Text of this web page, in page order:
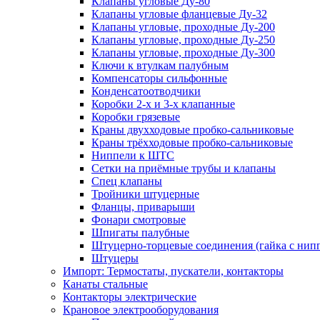
Клапаны угловые фланцевые Ду-32
Клапаны угловые, проходные Ду-200
Клапаны угловые, проходные Ду-250
Клапаны угловые, проходные Ду-300
Ключи к втулкам палубным
Компенсаторы сильфонные
Конденсатоотводчики
Коробки 2-х и 3-х клапанные
Коробки грязевые
Краны двухходовые пробко-сальниковые
Краны трёхходовые пробко-сальниковые
Ниппели к ШТС
Сетки на приёмные трубы и клапаны
Спец клапаны
Тройники штуцерные
Фланцы, приварыши
Фонари смотровые
Шпигаты палубные
Штуцерно-торцевые соединения (гайка с
Штуцеры
Импорт: Термостаты, пускатели, контакторы
Канаты стальные
Контакторы электрические
Крановое электрооборудования